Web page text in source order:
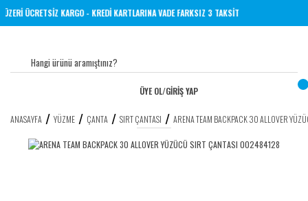
VE ÜZERİ ÜCRETSİZ KARGO - KREDİ KARTLARINA VADE FARKSIZ 3 TAKSİT
ÜYE OL/GİRİŞ YAP
ANASAYFA YÜZME ÇANTA SIRT ÇANTASI ARENA TEAM BACKPACK 30 ALLOVER